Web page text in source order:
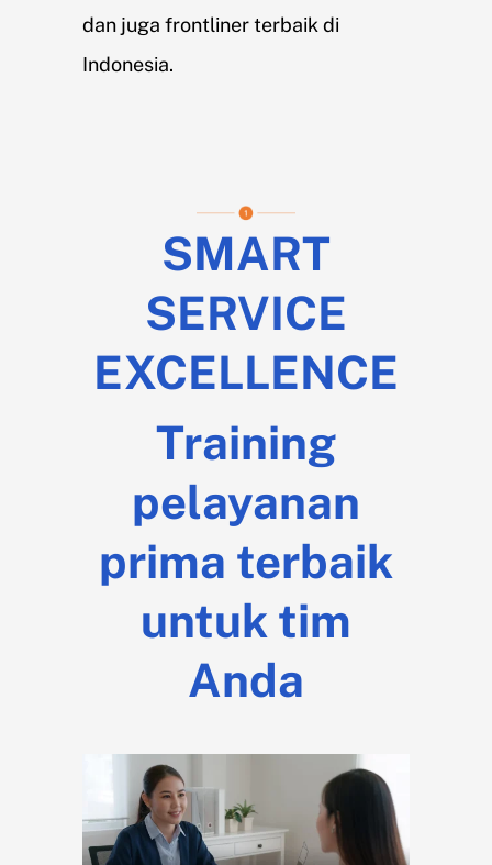
dan juga frontliner terbaik di
Indonesia.
SMART
SERVICE
EXCELLENCE
Training
pelayanan
prima terbaik
untuk tim
Anda